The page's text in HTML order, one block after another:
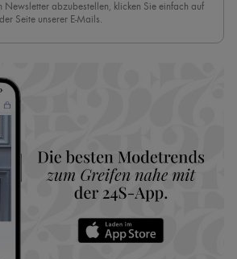
Newsletter abzubestellen, klicken Sie einfach auf
Seite unserer E-Mails.